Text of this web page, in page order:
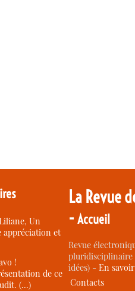
Un
appréciation et
!
de ce
(…)
La Revue
-Accueil
Revue
idées) -En
Contacts